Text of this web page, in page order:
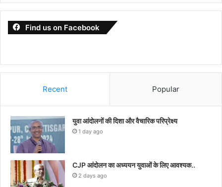
Find us on Facebook
Recent Popular
युवा आंदोलनों की दिशा और वैचारिक परिप्रेक्ष्य
1 day ago
CJP आंदोलन का अध्ययन युवाओं के लिए आवश्यक..
2 days ago